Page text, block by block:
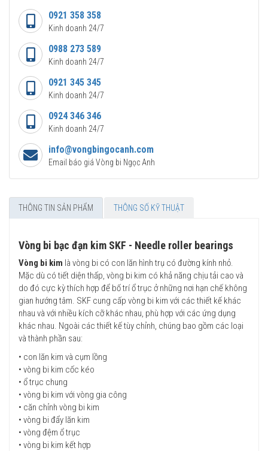
0921 358 358
Kinh doanh 24/7
0988 273 589
Kinh doanh 24/7
0921 345 345
Kinh doanh 24/7
0924 346 346
Kinh doanh 24/7
info@vongbingocanh.com
Email báo giá Vòng bi Ngọc Anh
THÔNG TIN SẢN PHẨM THÔNG SỐ KỸ THUẬT
Vòng bi bạc đạn kim SKF - Needle roller bearings
Vòng bi kim là vòng bi có con lăn hình trụ có đường kính nhỏ.
Mặc dù có tiết diện thấp, vòng bi kim có khả năng chịu tải cao và
do đó cực kỳ thích hợp để bố trí ổ trục ở những nơi hạn chế không
gian hướng tâm. SKF cung cấp vòng bi kim với các thiết kế khác
nhau và với nhiều kích cỡ khác nhau, phù hợp với các ứng dụng
khác nhau. Ngoài các thiết kế tùy chỉnh, chúng bao gồm các loại
và thành phần sau:
• con lăn kim và cụm lồng
• vòng bi kim cốc kéo
• ổ trục chung
• vòng bi kim với vòng gia công
• căn chỉnh vòng bi kim
• vòng bi đẩy lăn kim
• vòng đệm ổ trục
• vòng bi kim kết hợp